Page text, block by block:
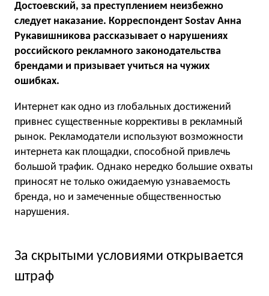
Достоевский, за преступлением неизбежно
следует наказание. Корреспондент Sostav Анна
Рукавишникова рассказывает о нарушениях
российского рекламного законодательства
брендами и призывает учиться на чужих
ошибках.
Интернет как одно из глобальных достижений
привнес существенные коррективы в рекламный
рынок. Рекламодатели используют возможности
интернета как площадки, способной привлечь
большой трафик. Однако нередко большие охваты
приносят не только ожидаемую узнаваемость
бренда, но и замеченные общественностью
нарушения.
За скрытыми условиями открывается
штраф